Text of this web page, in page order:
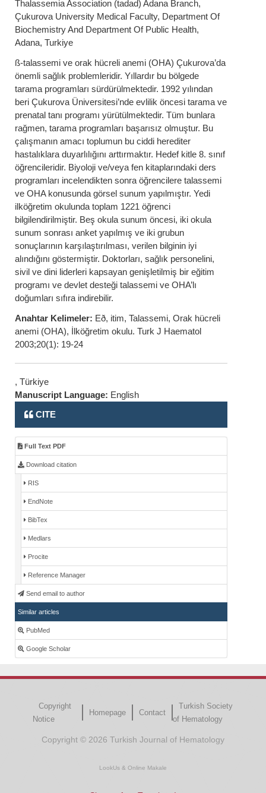
Thalassemia Association (tadad) Adana Branch,
Çukurova University Medical Faculty, Department Of
Biochemistry And Department Of Public Health,
Adana, Turkiye
ß-talassemi ve orak hücreli anemi (OHA) Çukurova’da
önemli sağlık problemleridir. Yıllardır bu bölgede
tarama programları sürdürülmektedir. 1992 yılından
beri Çukurova Üniversitesi’nde evlilik öncesi tarama ve
prenatal tanı programı yürütülmektedir. Tüm bunlara
rağmen, tarama programları başarısız olmuştur. Bu
çalışmanın amacı toplumun bu ciddi herediter
hastalıklara duyarlılığını arttırmaktır. Hedef kitle 8. sınıf
öğrencileridir. Biyoloji ve/veya fen kitaplarındaki ders
programları incelendikten sonra öğrencilere talassemi
ve OHA konusunda görsel sunum yapılmıştır. Yedi
ilköğretim okulunda toplam 1221 öğrenci
bilgilendirilmiştir. Beş okula sunum öncesi, iki okula
sunum sonrası anket yapılmış ve iki grubun
sonuçlarının karşılaştırılması, verilen bilginin iyi
alındığını göstermiştir. Doktorları, sağlık personelini,
sivil ve dini liderleri kapsayan genişletilmiş bir eğitim
programı ve devlet desteği talassemi ve OHA’lı
doğumları sıfıra indirebilir.
Anahtar Kelimeler: Eð, itim, Talassemi, Orak hücreli
anemi (OHA), İlköğretim okulu. Turk J Haematol
2003;20(1): 19-24
, Türkiye
Manuscript Language: English
CITE
Full Text PDF
Download citation
RIS
EndNote
BibTex
Medlars
Procite
Reference Manager
Send email to author
Similar articles
PubMed
Google Scholar
Copyright
Notice
Homepage Contact
Turkish Society
of Hematology
Copyright © 2026 Turkish Journal of Hematology
LookUs & Online Makale